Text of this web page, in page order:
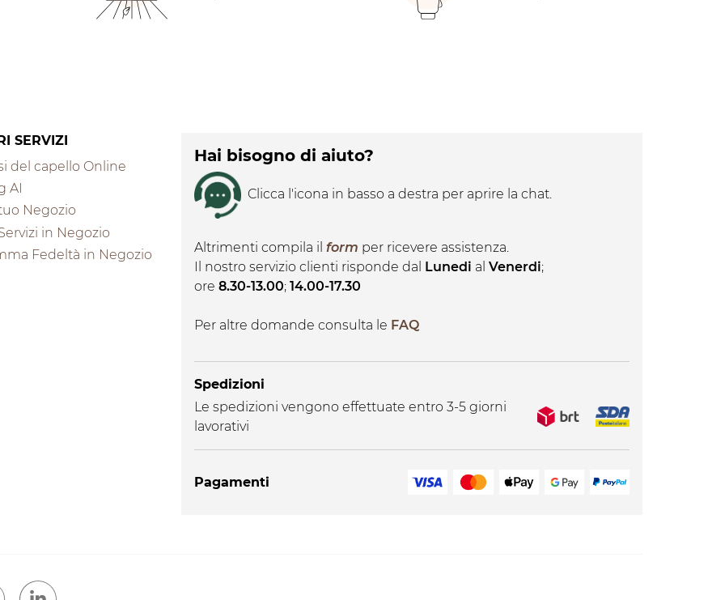
SERVIZI
del capello Online
AI
Negozio
in Negozio
Fedeltà in Negozio
Hai bisogno di aiuto?
Clicca l'icona in basso a destra per aprire la chat.
Altrimenti compila il form per ricevere assistenza.
Il nostro servizio clienti risponde dal Lunedi al Venerdi;
ore 8.30-13.00; 14.00-17.30
Per altre domande consulta le FAQ
Spedizioni
Le spedizioni vengono effettuate entro 3-5 giorni
lavorativi
Pagamenti